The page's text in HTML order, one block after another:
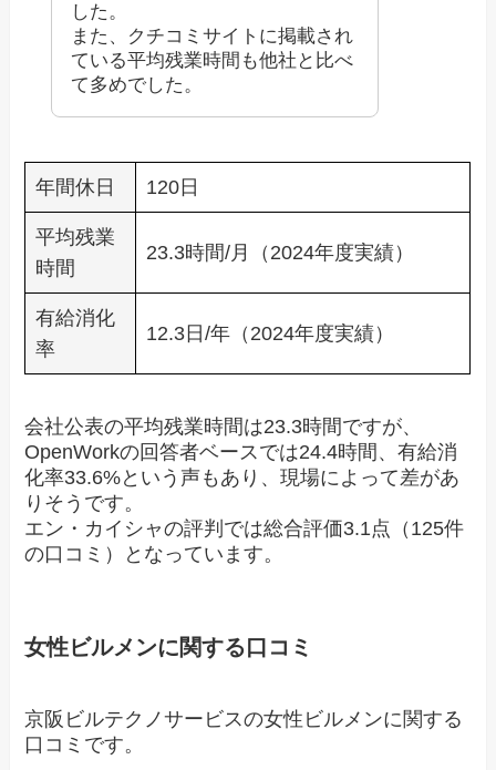
した。
また、クチコミサイトに掲載され
ている平均残業時間も他社と比べ
て多めでした。
年間休日 120日
平均残業
時間
23.3時間/月（2024年度実績）
有給消化
率
12.3日/年（2024年度実績）
会社公表の平均残業時間は23.3時間ですが、
OpenWorkの回答者ベースでは24.4時間、有給消
化率33.6%という声もあり、現場によって差があ
りそうです。
エン・カイシャの評判では総合評価3.1点（125件
の口コミ）となっています。
女性ビルメンに関する口コミ
京阪ビルテクノサービスの女性ビルメンに関する
口コミです。